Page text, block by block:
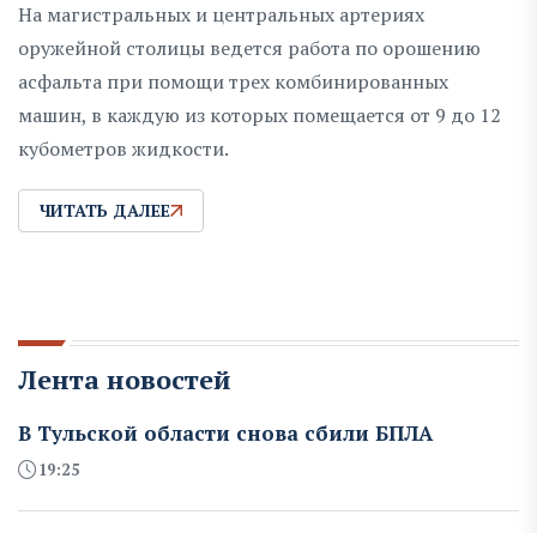
На магистральных и центральных артериях
оружейной столицы ведется работа по орошению
асфальта при помощи трех комбинированных
машин, в каждую из которых помещается от 9 до 12
кубометров жидкости.
ЧИТАТЬ ДАЛЕЕ
Лента новостей
В Тульской области снова сбили БПЛА
19:25